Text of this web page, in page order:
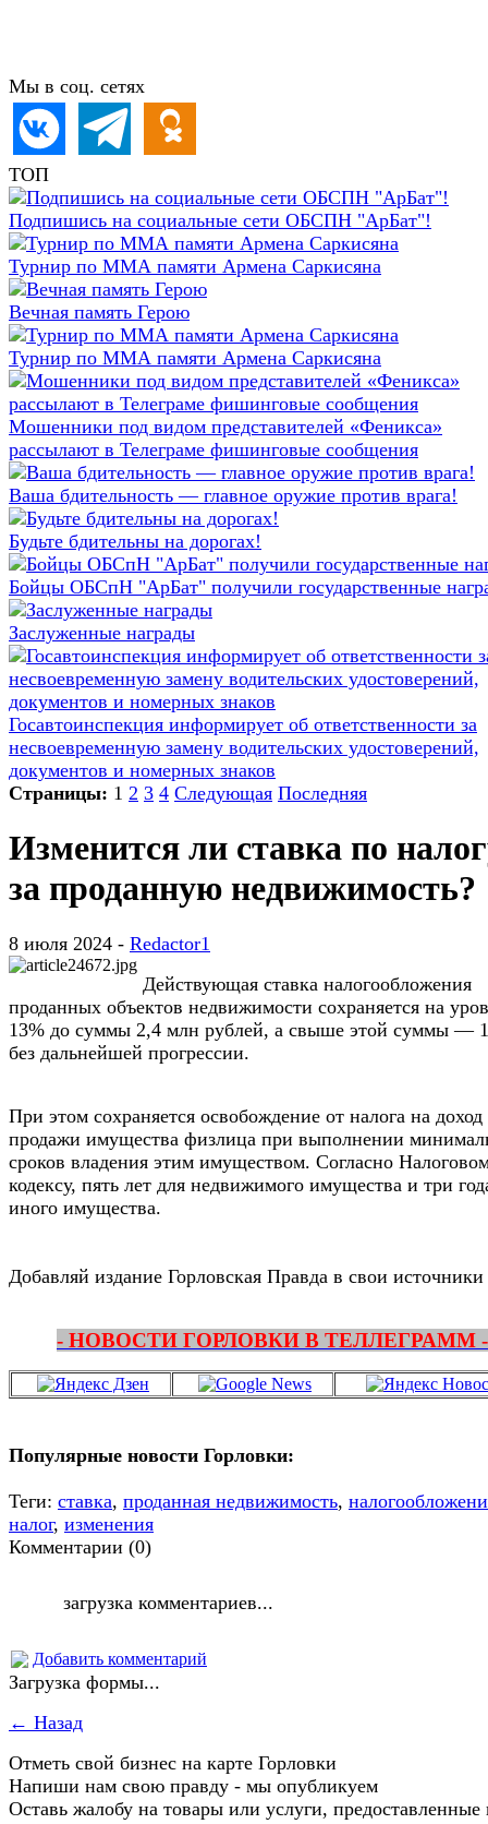
Мы в соц. сетях
ТОП
Подпишись на социальные сети ОБСПН "АрБат"!
Турнир по ММА памяти Армена Саркисяна
Вечная память Герою
Турнир по ММА памяти Армена Саркисяна
Мошенники под видом представителей «Феникса»
рассылают в Телеграме фишинговые сообщения
Ваша бдительность — главное оружие против врага!
Будьте бдительны на дорогах!
Бойцы ОБСпН "АрБат" получили государственные
Заслуженные награды
Госавтоинспекция информирует об ответственности за
несвоевременную замену водительских удостоверений,
документов и номерных знаков
Страницы: 1 2 3 4 Следующая Последняя
Изменится ли ставка по
за проданную недвижимость?
8 июля 2024 - Redactor1
Действующая ставка налогообложения
проданных объектов недвижимости сохраняется на
13% до суммы 2,4 млн рублей, а свыше этой суммы —
без дальнейшей прогрессии.
При этом сохраняется освобождение от налога на доход
продажи имущества физлица при выполнении
сроков владения этим имуществом. Согласно
кодексу, пять лет для недвижимого имущества и три
иного имущества.
Добавляй издание Горловская Правда в свои источники
- НОВОСТИ ГОРЛОВКИ В ТЕЛЛЕГРАММ -
Популярные новости Горловки:
Теги: ставка, проданная недвижимость,
налог, изменения
Комментарии (0)
загрузка комментариев...
Добавить комментарий
Загрузка формы...
← Назад
Отметь свой бизнес на карте Горловки
Напиши нам свою правду - мы опубликуем
Оставь жалобу на товары или услуги, предоставленные